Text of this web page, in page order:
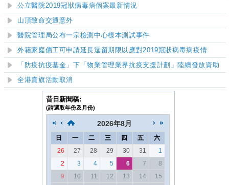
公立醫院2019冠狀病毒病個案最新情況
山頂致命交通意外
醫院管理局公布一宗檢測中心樣本測試事件
外籍家庭傭工可申請延長逗留期限以應對2019冠狀病毒病疫情
「防疫抗疫基金」下「物業管理業界抗疫支援計劃」陸續發放資助
全港賣旗活動取消
昔日新聞稿:
(請選取年份及月份)
2026年8月
日 一 二 三 四 五
六
26
27 28 29 30 31
1
2
3 4 5 6 7
8
9
10 11 12 13 14 15